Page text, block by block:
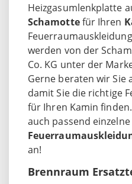
Heizgasumlenkplatte
Schamottefür Ihren
werden von der
Co. KG unter der
Gerne beraten wir Sie
damit Sie die richtige
für Ihren Kamin
auch passend einzelne
an!
Brennraum